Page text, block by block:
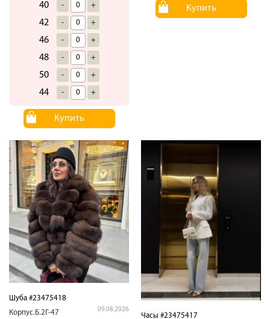
40 - +
42 - +
46 - +
48 - +
50 - +
44 - +
Купить
Купить
Шуба #23475418
Корпус.Б.2Г-47
09.08.2026
Часы #23475417